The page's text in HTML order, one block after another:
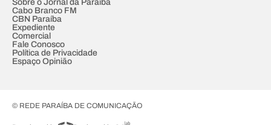
Sobre o Jornal da Paraíba
Cabo Branco FM
CBN Paraíba
Expediente
Comercial
Fale Conosco
Política de Privacidade
Espaço Opinião
© REDE PARAÍBA DE COMUNICAÇÃO